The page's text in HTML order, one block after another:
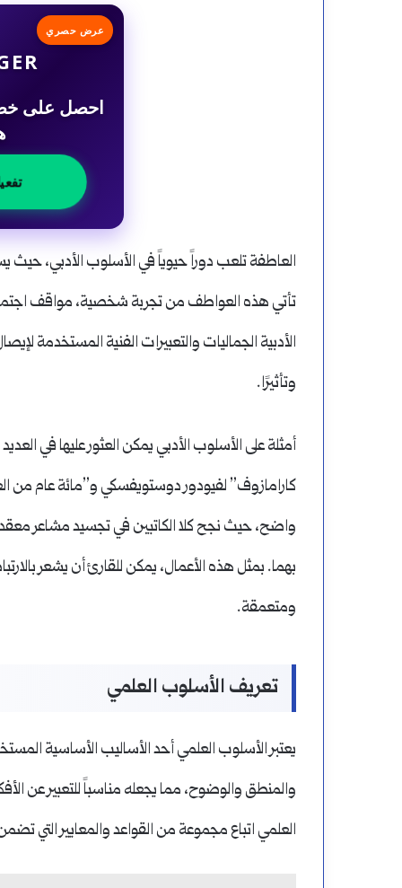
عرض حصري
العاطفة تلعب دوراً حيوياً في الأسلوب الأدبي، حيث
تأتي هذه العواطف من تجربة شخصية، مواقف
الأدبية الجماليات والتعبيرات الفنية المستخدمة
وتأثيرًا.
أمثلة على الأسلوب الأدبي يمكن العثور عليها في
كارامازوف” لفيودور دوستويفسكي و”مائة عام من
واضح، حيث نجح كلا الكاتبين في تجسيد مشاعر
بهما. بمثل هذه الأعمال، يمكن للقارئ أن يشعر
ومتعمقة.
تعريف الأسلوب العلمي
يعتبر الأسلوب العلمي أحد الأساليب الأساسية
والمنطق والوضوح، مما يجعله مناسباً للتعبير عن
العلمي اتباع مجموعة من القواعد والمعايير التي